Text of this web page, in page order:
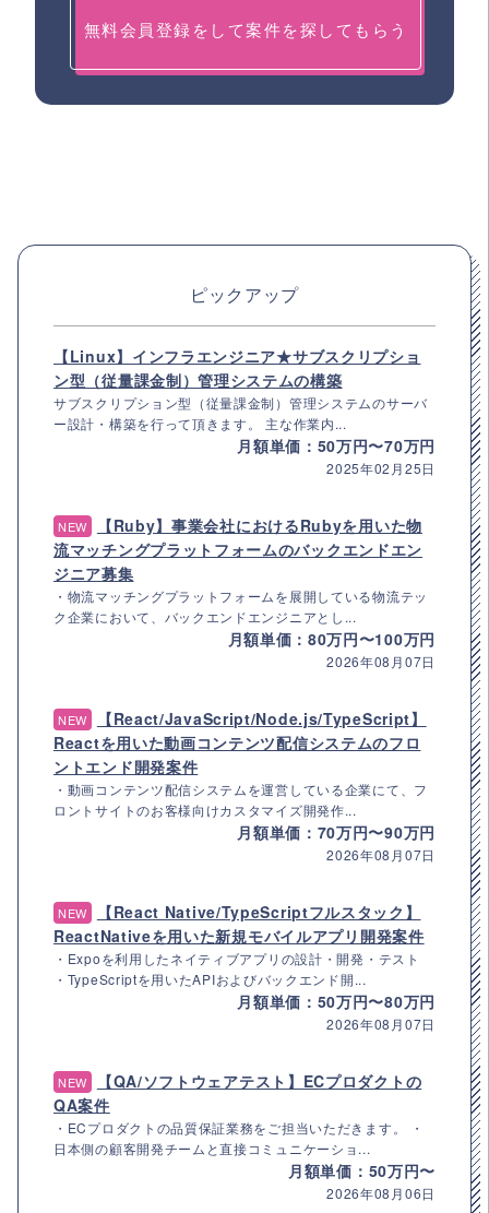
無料会員登録をして案件を探してもらう
ピックアップ
【Linux】インフラエンジニア★サブスクリプショ
ン型（従量課金制）管理システムの構築
サブスクリプション型（従量課金制）管理システムのサーバ
ー設計・構築を行って頂きます。 主な作業内...
月額単価：50万円〜70万円
2025年02月25日
NEW
【Ruby】事業会社におけるRubyを用いた物
流マッチングプラットフォームのバックエンドエン
ジニア募集
・物流マッチングプラットフォームを展開している物流テッ
ク企業において、バックエンドエンジニアとし...
月額単価：80万円〜100万円
2026年08月07日
NEW
【React/JavaScript/Node.js/TypeScript】
Reactを用いた動画コンテンツ配信システムのフロ
ントエンド開発案件
・動画コンテンツ配信システムを運営している企業にて、フ
ロントサイトのお客様向けカスタマイズ開発作...
月額単価：70万円〜90万円
2026年08月07日
NEW
【React Native/TypeScriptフルスタック】
ReactNativeを用いた新規モバイルアプリ開発案件
・Expoを利用したネイティブアプリの設計・開発・テスト
・TypeScriptを用いたAPIおよびバックエンド開...
月額単価：50万円〜80万円
2026年08月07日
NEW
【QA/ソフトウェアテスト】ECプロダクトの
QA案件
・ECプロダクトの品質保証業務をご担当いただきます。 ・
日本側の顧客開発チームと直接コミュニケーショ...
月額単価：50万円〜
2026年08月06日